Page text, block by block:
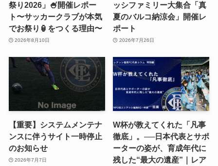
祭り2026」🍧開催レポー
ト〜サッカークラブが本気
でお祭り🏮をつくる理由〜
2026年8月10日
ッシファミリー大集合「真
夏のバルコ納涼会」開催レ
ポート
2026年7月26日
【重要】システムメンテナ
ンスに伴うサイト一時停止
のお知らせ
2026年7月7日
W杯が教えてくれた「凡事
徹底」。──日本代表とサポ
ーターの姿が、育成年代に
残した“最大の遺産”｜レア